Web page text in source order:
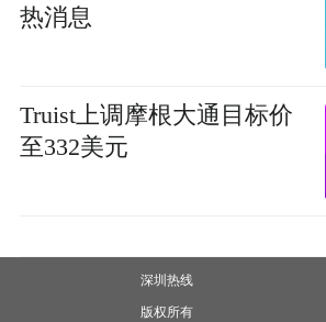
热消息
Truist上调摩根大通目标价
至332美元
深圳热线
版权所有